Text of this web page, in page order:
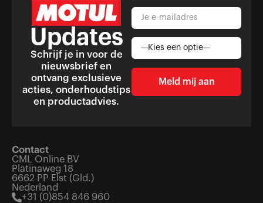
Updates
Schrijf je in voor de
nieuwsbrief en
ontvang exclusieve
acties, onderhoudstips
en productadvies.
Contact
CML Online BV
Platinaweg 18
6662 PP Elst (Gld.)
Nederland
+31 (0)854 846 960